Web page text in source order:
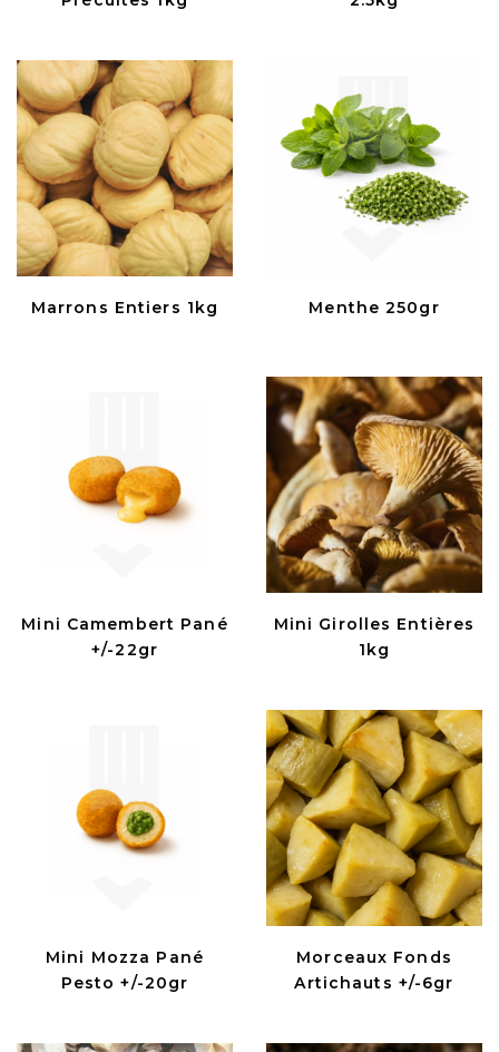
Marrons Entiers 1kg Menthe 250gr
Mini Camembert Pané
+/-22gr
Mini Girolles Entières
1kg
Mini Mozza Pané
Pesto +/-20gr
Morceaux Fonds
Artichauts +/-6gr